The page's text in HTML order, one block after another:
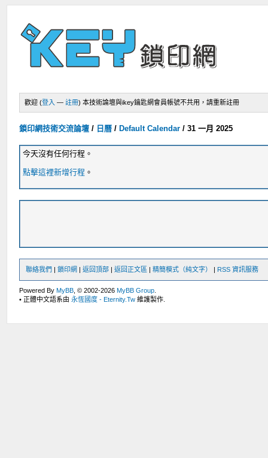
歡迎 (登入 —註冊) 本技術論壇與ikey鑰匙網會員帳號不共用，請重新註冊
鎖印網技術交流論壇 / 日曆 / Default Calendar /31 一月 2025
今天沒有任何行程。
點擊這裡新增行程 。
聯絡我們 |鎖印網 |返回頂部 |返回正文區 |精簡模式（純文字） | RSS 資訊服務
Powered ByMyBB , © 2002-2026MyBB Group
• 正體中文語系由永恆國度 - Eternity.Tw 維護製作.